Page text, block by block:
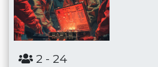
2 - 24